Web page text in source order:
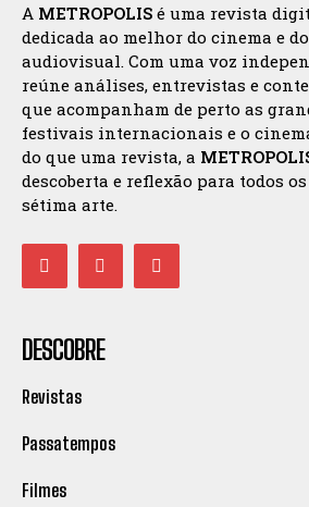
A METROPOLIS é uma revista
dedicada ao melhor do cinema e
audiovisual. Com uma voz
reúne análises, entrevistas e
que acompanham de perto as
festivais internacionais e o
do que uma revista, a
descoberta e reflexão para todos
sétima arte.
DESCOBRE
Revistas
Passatempos
Filmes